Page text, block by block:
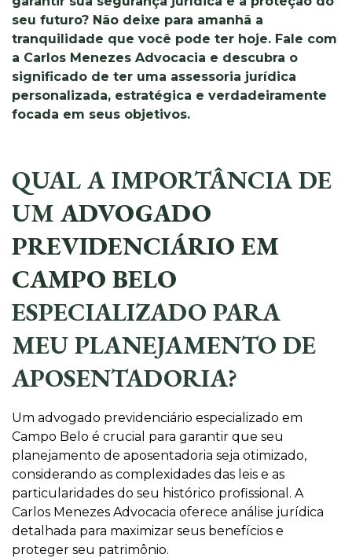
seu futuro? Não deixe para amanhã a
tranquilidade que você pode ter hoje. Fale com
a Carlos Menezes Advocacia e descubra o
significado de ter uma assessoria jurídica
personalizada, estratégica e verdadeiramente
focada em seus objetivos.
QUAL A IMPORTÂNCIA DE
UM ADVOGADO
PREVIDENCIÁRIO EM
CAMPO BELO
ESPECIALIZADO PARA
MEU PLANEJAMENTO DE
APOSENTADORIA?
Um advogado previdenciário especializado em
Campo Belo é crucial para garantir que seu
planejamento de aposentadoria seja otimizado,
considerando as complexidades das leis e as
particularidades do seu histórico profissional. A
Carlos Menezes Advocacia oferece análise jurídica
detalhada para maximizar seus benefícios e
proteger seu patrimônio.